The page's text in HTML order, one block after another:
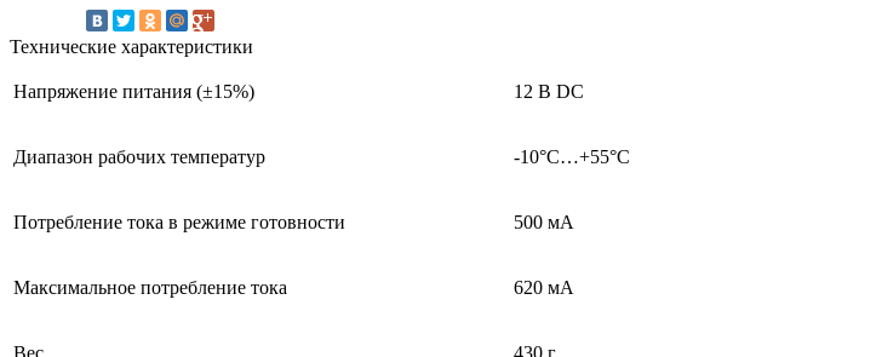
Технические характеристики
Напряжение питания (±15%) 12 В DC
Диапазон рабочих температур -10°C…+55°C
Потребление тока в режиме готовности 500 мА
Максимальное потребление тока 620 мА
Вес 430 г